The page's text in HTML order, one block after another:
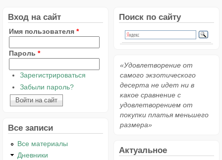
Вход на сайт
Имя пользователя *
Пароль *
Зарегистрироваться
Забыли пароль?
Все записи
Все материалы
Дневники
Поиск по сайту
«Удовлетворение от
самого экзотического
десерта не идет ни в
какое сравнение с
удовлетворением от
покупки платья меньшего
размера»
Актуальное